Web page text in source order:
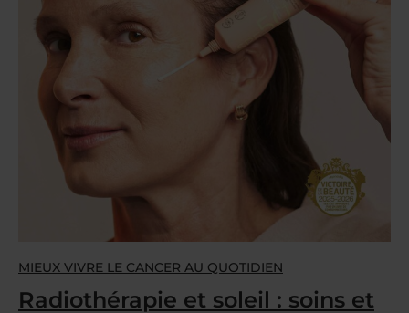
MIEUX VIVRE LE CANCER AU QUOTIDIEN
Radiothérapie et soleil : soins et